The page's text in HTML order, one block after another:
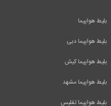
بلیط هواپیما
بلیط هواپیما دبی
بلیط هواپیما کیش
بلیط هواپیما مشهد
بلیط هواپیما تفلیس